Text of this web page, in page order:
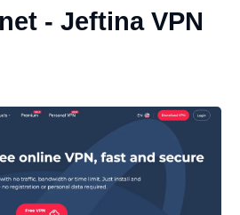
- Jeftina VPN